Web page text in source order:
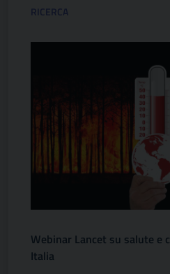
RICERCA
Webinar Lancet su salute e
Italia